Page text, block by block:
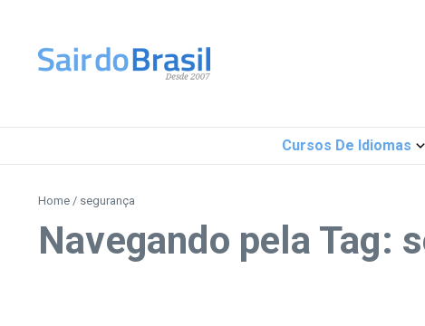
Cursos De Idiomas
Home / segurança
Navegando pela Tag: